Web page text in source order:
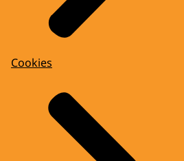
Cookies